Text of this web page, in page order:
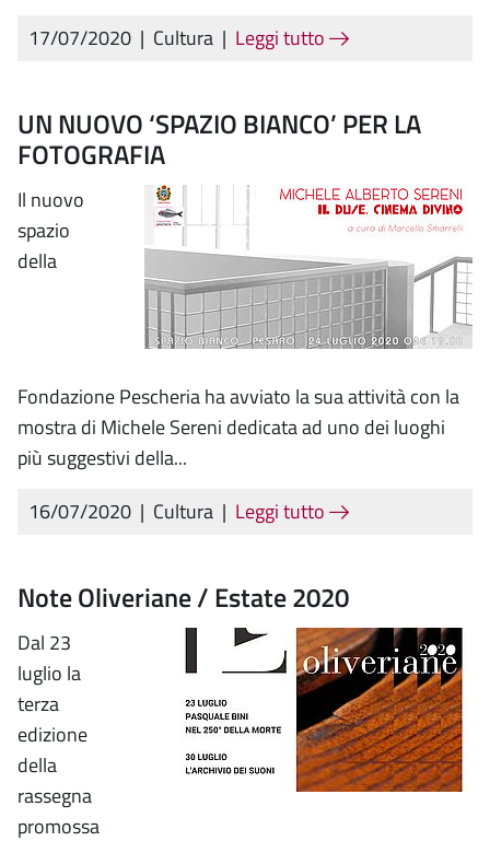
17/07/2020 | Cultura | Leggi tutto
UN NUOVO ‘SPAZIO BIANCO’ PER LA
FOTOGRAFIA
Il nuovo
spazio
della
Fondazione Pescheria ha avviato la sua attività con la
mostra di Michele Sereni dedicata ad uno dei luoghi
più suggestivi della...
16/07/2020 | Cultura | Leggi tutto
Note Oliveriane / Estate 2020
Dal 23
luglio la
terza
edizione
della
rassegna
promossa